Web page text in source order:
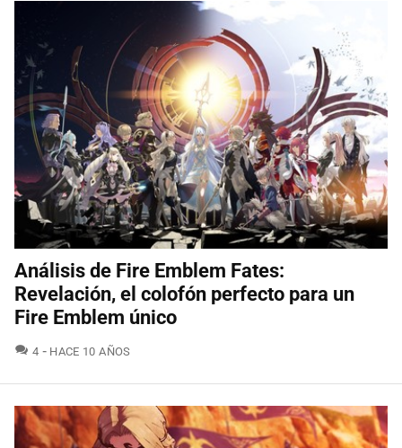
Análisis de Fire Emblem Fates:
Revelación, el colofón perfecto para un
Fire Emblem único
4 COMENTARIOS
HACE 10 AÑOS